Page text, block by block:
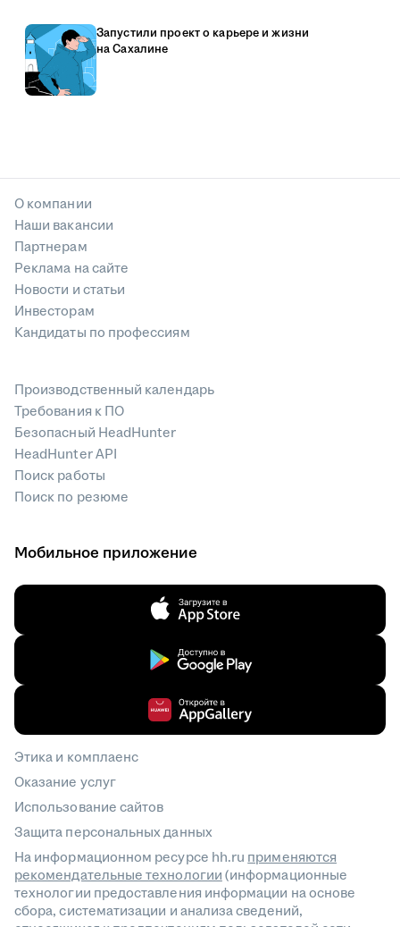
Запустили проект о карьере и жизни
на Сахалине
О компании
Наши вакансии
Партнерам
Реклама на сайте
Новости и статьи
Инвесторам
Кандидаты по профессиям
Производственный календарь
Требования к ПО
Безопасный HeadHunter
HeadHunter API
Поиск работы
Поиск по резюме
Мобильное приложение
Этика и комплаенс
Оказание услуг
Использование сайтов
Защита персональных данных
На информационном ресурсе hh.ru применяются
рекомендательные технологии(информационные
технологии предоставления информации на основе
сбора, систематизации и анализа сведений,